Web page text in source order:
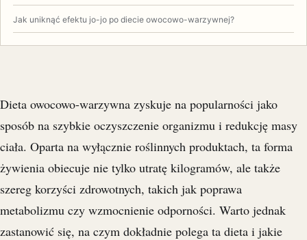
Jak uniknąć efektu jo-jo po diecie owocowo-warzywnej?
Dieta owocowo-warzywna zyskuje na popularności jako
sposób na szybkie oczyszczenie organizmu i redukcję masy
ciała. Oparta na wyłącznie roślinnych produktach, ta forma
żywienia obiecuje nie tylko utratę kilogramów, ale także
szereg korzyści zdrowotnych, takich jak poprawa
metabolizmu czy wzmocnienie odporności. Warto jednak
zastanowić się, na czym dokładnie polega ta dieta i jakie